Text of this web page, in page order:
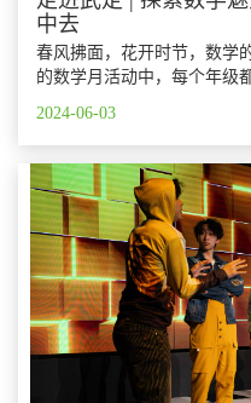
中去
春风拂面，花开时节，数学
的数学月活动中，每个年级
2024-06-03